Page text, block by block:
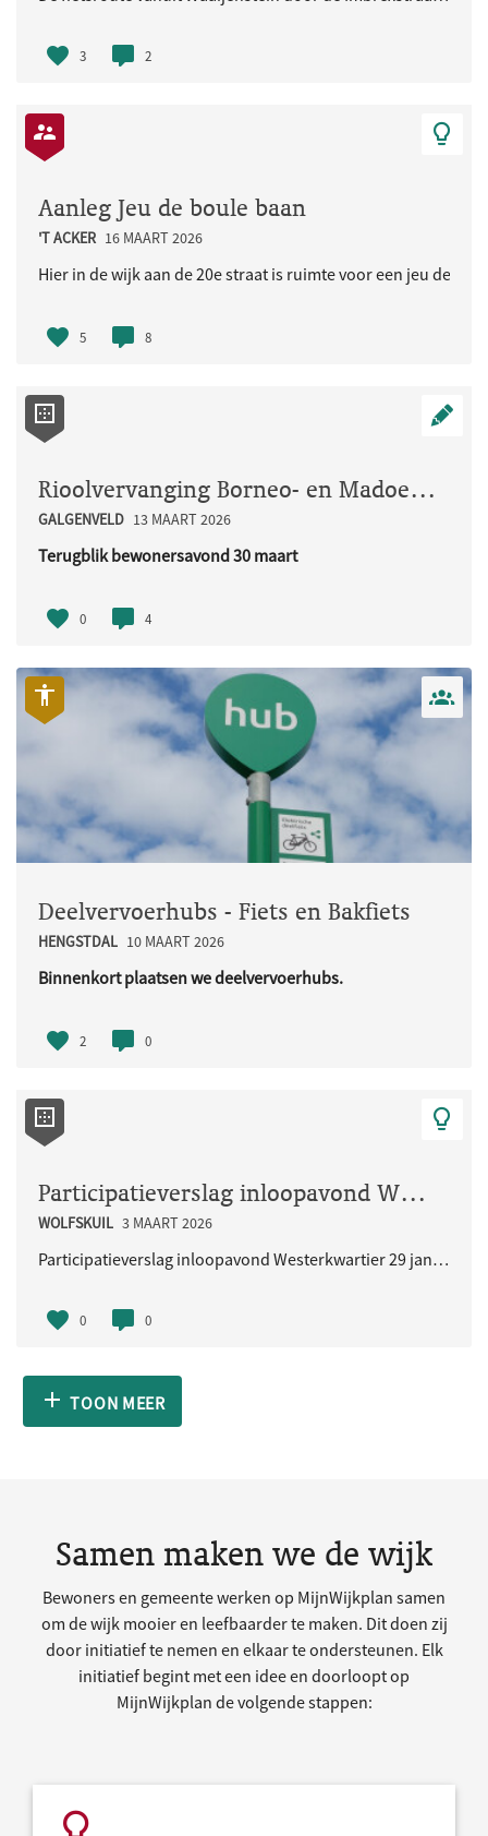
3 2
Aanleg Jeu de boule baan
'T ACKER 16 MAART 2026
Hier in de wijk aan de 20e straat is ruimte voor een jeu de
5 8
Rioolvervanging Borneo- en Madoerastraat
GALGENVELD 13 MAART 2026
Terugblik bewonersavond 30 maart
0 4
Deelvervoerhubs - Fiets en Bakfiets
HENGSTDAL 10 MAART 2026
Binnenkort plaatsen we deelvervoerhubs.
2 0
Participatieverslag inloopavond Westerkwartier 29 januari 2026
WOLFSKUIL 3 MAART 2026
Participatieverslag inloopavond Westerkwartier 29 januari 2026
0 0
TOON MEER
Samen maken we de wijk
Bewoners en gemeente werken op MijnWijkplan samen
om de wijk mooier en leefbaarder te maken. Dit doen zij
door initiatief te nemen en elkaar te ondersteunen. Elk
initiatief begint met een idee en doorloopt op
MijnWijkplan de volgende stappen: